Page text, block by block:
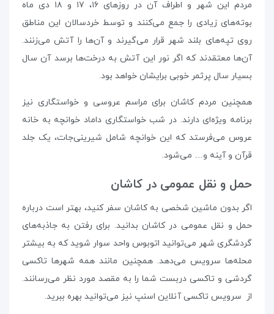
مردم این شهر و اطراف آن در روزهای ۱۶، ۱۷ و ۱۸ دی ماه
بوته‌‌های زیادی را جمع‌ می‌کنند و توسط خردسالان این مناطق
روی تپه‌‌های بلند شهر قرار می‌گیرند و آن‌ها را آتش می‌زنند.
آن‌ها معتقدند که اگر نور این آتش به درخت‌ها برسد آن سال
بسیار سال پرثمر خوبی برایشان خواهد بود.
همچنین مردم کاشان برای مراسم عروسی و خواستگاری نیز
برنامه‌ ویژه‌ای دارند. در شب خواستگاری داماد خوانچه به خانه‌
عروس می‌فرستد که این خوانچه شامل شیرینی‌جات، ‌یک جلد
قرآن و آینه و… می‌شود.
حمل و نقل عمومی در کاشان
اگر بدون ماشین شخصی به کاشان سفر کنید، بهتر است درباره
حمل و نقل عمومی در کاشان بدانید. برای رفتن به جاذبه‌های
گردشگری شهر می‌توانید اتوبوس واحد سوار شوید که به بیشتر
محله‌ها سرویس می‌دهد. همچنین مانند همه‌ شهرها تاکسی
گردشی و تاکسی دربست شما را به مقصد مورد نظر می‌رسانند.
از سرویس تاکسی آنلاین اسنپ نیز می‌توانید بهره ببرید.